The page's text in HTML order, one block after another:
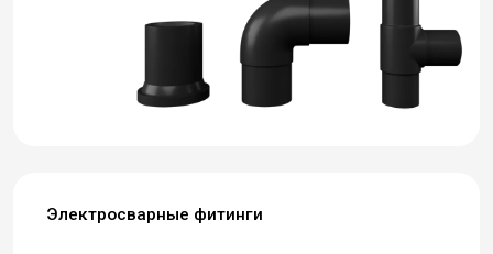
Электросварные фитинги